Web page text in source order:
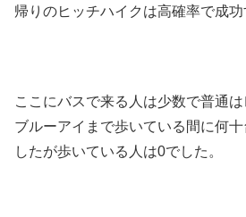
帰りのヒッチハイクは高確率で成功
ここにバスで来る人は少数で普通は
ブルーアイまで歩いている間に何
したが歩いている人は0でした。